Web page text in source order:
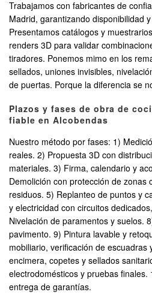
Trabajamos con fabricantes de
Madrid, garantizando disponibilidad
Presentamos catálogos y
renders 3D para validar
tiradores. Ponemos mimo en los
sellados, uniones invisibles,
de puertas. Porque la diferencia se
Plazos y fases de obra de
fiable en Alcobendas
Nuestro método por fases: 1)
reales. 2) Propuesta 3D con
materiales. 3) Firma, calendario y
Demolición con protección de zonas
residuos. 5) Replanteo de puntos y
y electricidad con circuitos
Nivelación de paramentos y suelos.
pavimento. 9) Pintura lavable y
mobiliario, verificación de escuadras
encimera, copetes y sellados
electrodomésticos y pruebas finales.
entrega de garantías.